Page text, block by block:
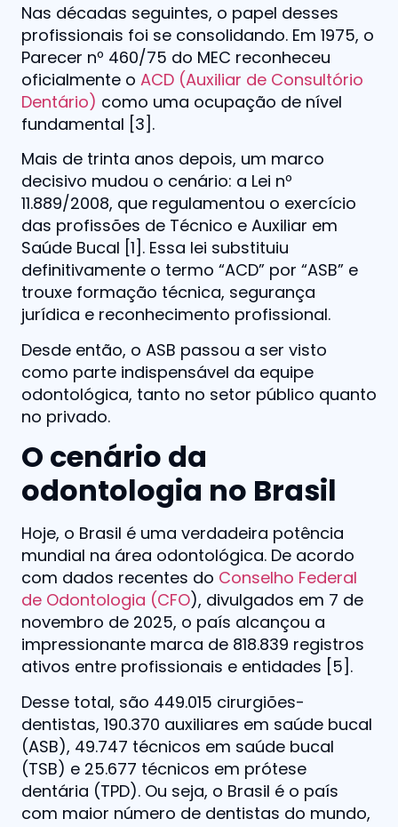
Nas décadas seguintes, o papel desses
profissionais foi se consolidando. Em 1975, o
Parecer nº 460/75 do MEC reconheceu
oficialmente o ACD (Auxiliar de Consultório
Dentário) como uma ocupação de nível
fundamental [3].
Mais de trinta anos depois, um marco
decisivo mudou o cenário: a Lei nº
11.889/2008, que regulamentou o exercício
das profissões de Técnico e Auxiliar em
Saúde Bucal [1]. Essa lei substituiu
definitivamente o termo “ACD” por “ASB” e
trouxe formação técnica, segurança
jurídica e reconhecimento profissional.
Desde então, o ASB passou a ser visto
como parte indispensável da equipe
odontológica, tanto no setor público quanto
no privado.
O cenário da
odontologia no Brasil
Hoje, o Brasil é uma verdadeira potência
mundial na área odontológica. De acordo
com dados recentes do Conselho Federal
de Odontologia (CFO), divulgados em 7 de
novembro de 2025, o país alcançou a
impressionante marca de 818.839 registros
ativos entre profissionais e entidades [5].
Desse total, são 449.015 cirurgiões-
dentistas, 190.370 auxiliares em saúde bucal
(ASB), 49.747 técnicos em saúde bucal
(TSB) e 25.677 técnicos em prótese
dentária (TPD). Ou seja, o Brasil é o país
com maior número de dentistas do mundo,